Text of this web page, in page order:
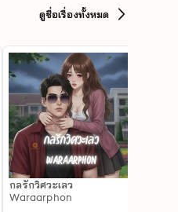
ดูชื่อเรื่องทั้งหมด
กลรักวิศวะเลว
Waraarphon